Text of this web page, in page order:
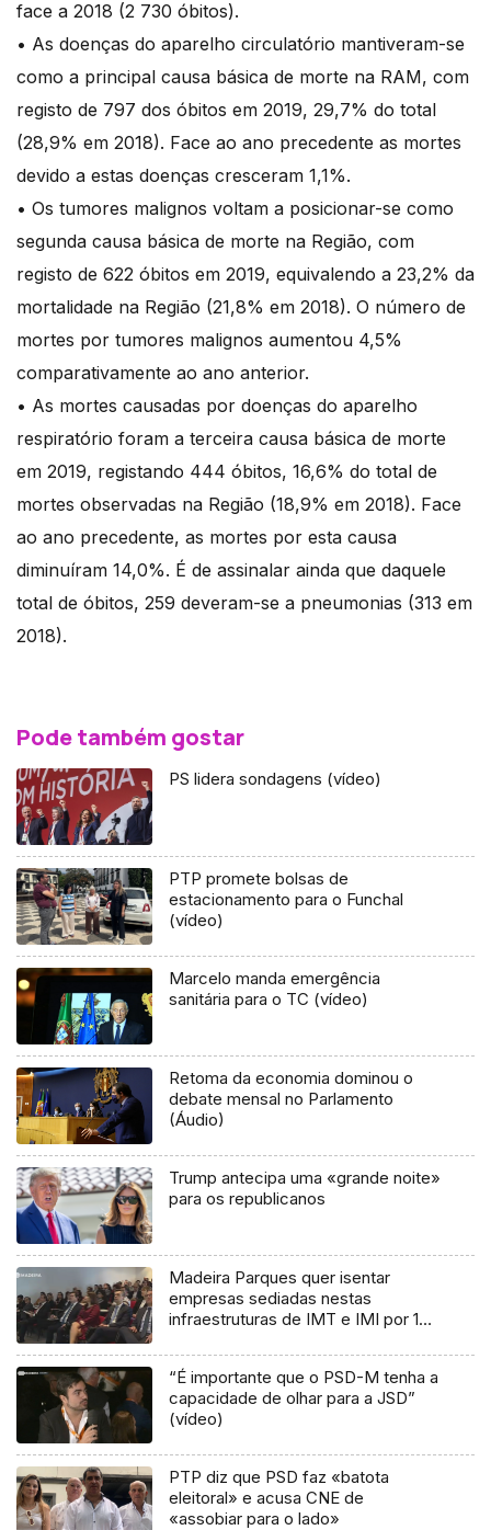
face a 2018 (2 730 óbitos).
• As doenças do aparelho circulatório mantiveram-se
como a principal causa básica de morte na RAM, com
registo de 797 dos óbitos em 2019, 29,7% do total
(28,9% em 2018). Face ao ano precedente as mortes
devido a estas doenças cresceram 1,1%.
• Os tumores malignos voltam a posicionar-se como
segunda causa básica de morte na Região, com
registo de 622 óbitos em 2019, equivalendo a 23,2% da
mortalidade na Região (21,8% em 2018). O número de
mortes por tumores malignos aumentou 4,5%
comparativamente ao ano anterior.
• As mortes causadas por doenças do aparelho
respiratório foram a terceira causa básica de morte
em 2019, registando 444 óbitos, 16,6% do total de
mortes observadas na Região (18,9% em 2018). Face
ao ano precedente, as mortes por esta causa
diminuíram 14,0%. É de assinalar ainda que daquele
total de óbitos, 259 deveram-se a pneumonias (313 em
2018).
Pode também gostar
PS lidera sondagens (vídeo)
PTP promete bolsas de
estacionamento para o Funchal
(vídeo)
Marcelo manda emergência
sanitária para o TC (vídeo)
Retoma da economia dominou o
debate mensal no Parlamento
(Áudio)
Trump antecipa uma «grande noite»
para os republicanos
Madeira Parques quer isentar
empresas sediadas nestas
infraestruturas de IMT e IMI por 10
“É importante que o PSD-M tenha a
capacidade de olhar para a JSD”
(vídeo)
PTP diz que PSD faz «batota
eleitoral» e acusa CNE de
«assobiar para o lado»